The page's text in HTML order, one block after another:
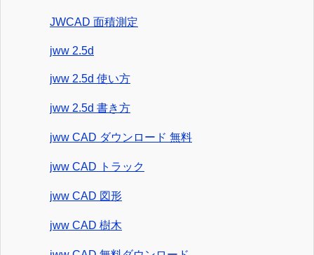
JWCAD 面積測定
jww 2.5d
jww 2.5d 使い方
jww 2.5d 書き方
jww CAD ダウンロード 無料
jww CAD トラック
jww CAD 図形
jww CAD 樹木